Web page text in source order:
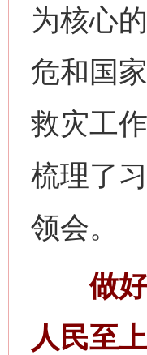
为核心
危和国
救灾工
梳理了
领会。
做好
人民至